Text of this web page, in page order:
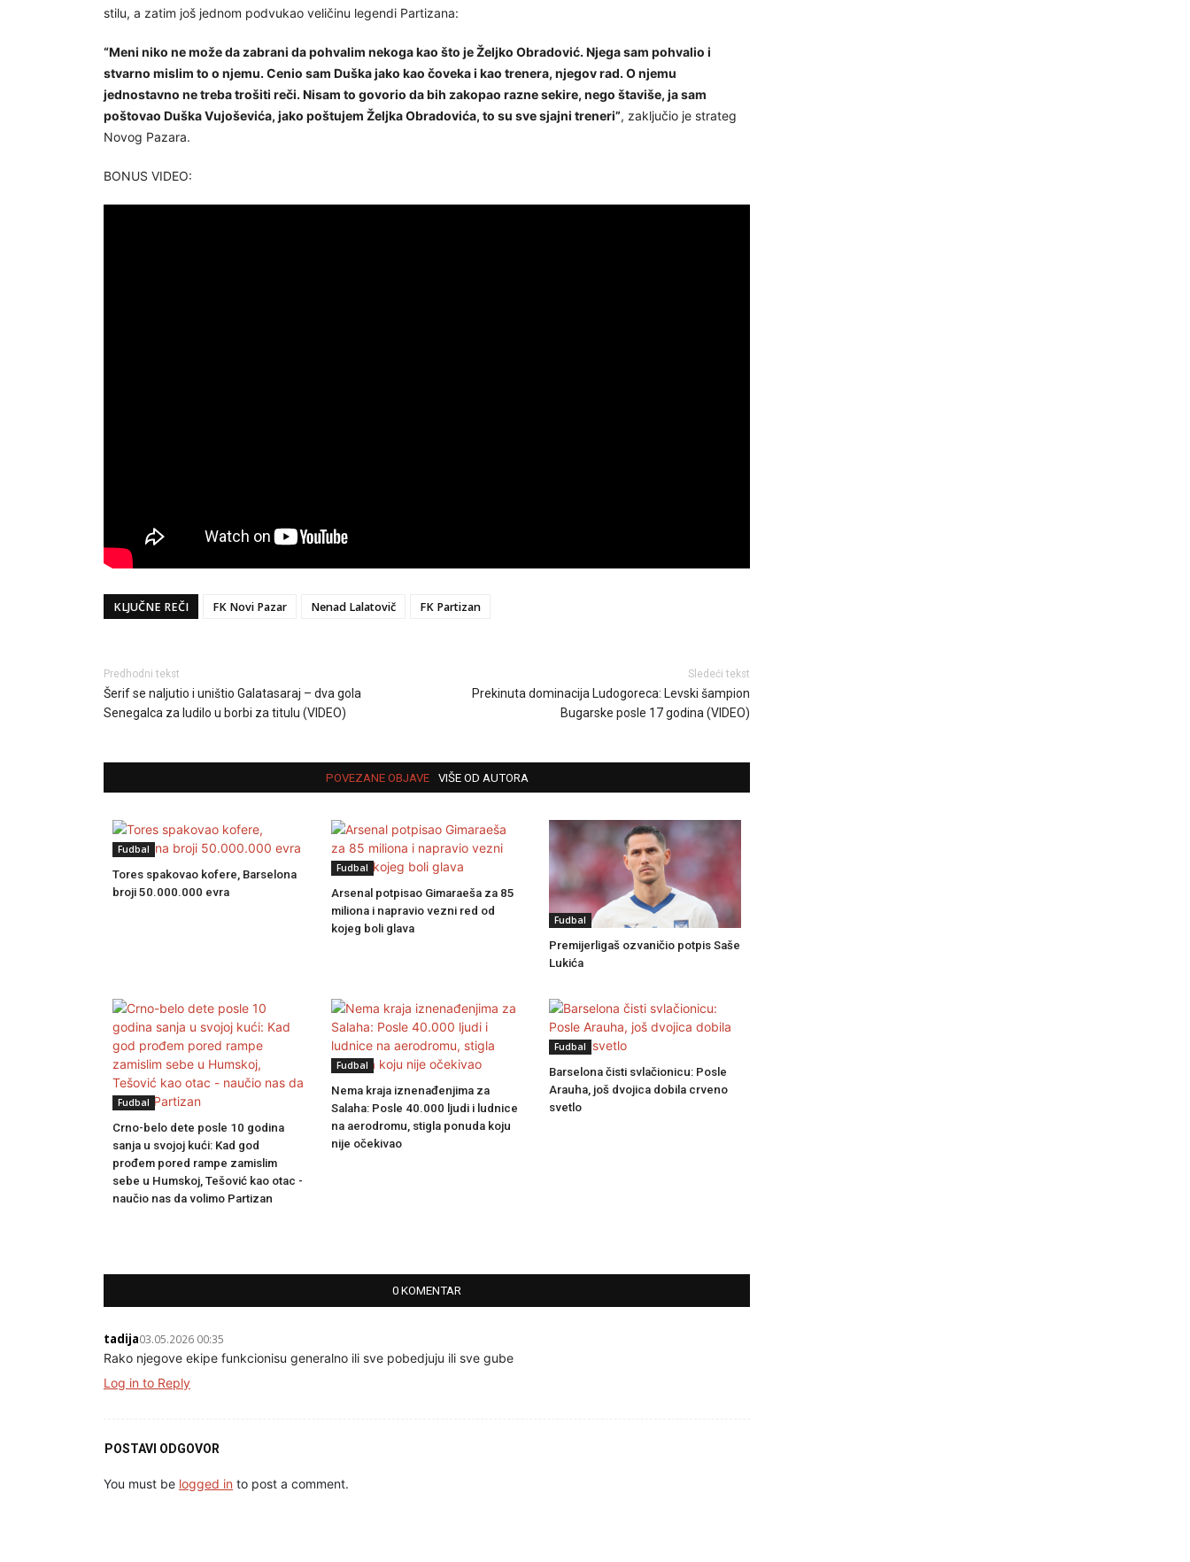
stilu, a zatim još jednom podvukao veličinu legendi Partizana:
“Meni niko ne može da zabrani da pohvalim nekoga kao što je Željko Obradović. Njega sam pohvalio i
stvarno mislim to o njemu. Cenio sam Duška jako kao čoveka i kao trenera, njegov rad. O njemu
jednostavno ne treba trošiti reči. Nisam to govorio da bih zakopao razne sekire, nego štaviše, ja sam
poštovao Duška Vujoševića, jako poštujem Željka Obradovića, to su sve sjajni treneri”, zaključio je strateg
Novog Pazara.
BONUS VIDEO:
KLJUČNE REČI FK Novi Pazar Nenad Lalatovič FK Partizan
Predhodni tekst
Šerif se naljutio i uništio Galatasaraj – dva gola
Senegalca za ludilo u borbi za titulu (VIDEO)
Sledeći tekst
Prekinuta dominacija Ludogoreca: Levski šampion
Bugarske posle 17 godina (VIDEO)
POVEZANE OBJAVE VIŠE OD AUTORA
Fudbal
Tores spakovao kofere, Barselona
broji 50.000.000 evra
Fudbal
Arsenal potpisao Gimaraeša za 85
miliona i napravio vezni red od
kojeg boli glava
Fudbal
Premijerligaš ozvaničio potpis Saše
Lukića
Fudbal
Crno-belo dete posle 10 godina
sanja u svojoj kući: Kad god
prođem pored rampe zamislim
sebe u Humskoj, Tešović kao otac -
naučio nas da volimo Partizan
Fudbal
Nema kraja iznenađenjima za
Salaha: Posle 40.000 ljudi i ludnice
na aerodromu, stigla ponuda koju
nije očekivao
Fudbal
Barselona čisti svlačionicu: Posle
Arauha, još dvojica dobila crveno
svetlo
0 KOMENTAR
tadija03.05.2026 00:35
Rako njegove ekipe funkcionisu generalno ili sve pobedjuju ili sve gube
Log in to Reply
POSTAVI ODGOVOR
You must be logged in to post a comment.